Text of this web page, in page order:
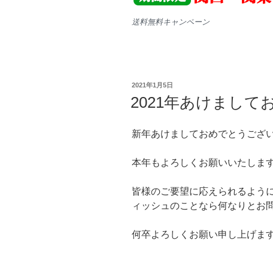
送料無料キャンペーン
投
日:
2021年1月5日
2021年あけまして
新年あけましておめでとうござ
本年もよろしくお願いいたします
皆様のご要望に応えられるよう
ィッシュのことなら何なりとお
何卒よろしくお願い申し上げます